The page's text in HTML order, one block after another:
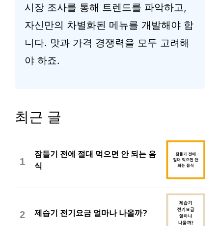
시장 조사를 통해 트렌드를 파악하고,
자신만의 차별화된 메뉴를 개발해야 합
니다. 맛과 가격 경쟁력을 모두 고려해
야 하죠.
최근 글
1
잠들기 전에 절대 먹으면 안 되는 음
식
2 제습기 전기요금 얼마나 나올까?